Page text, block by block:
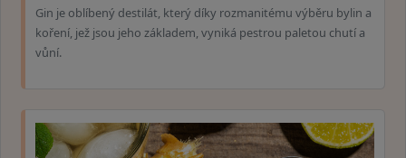
Gin je oblíbený destilát, který díky rozmanitému výběru bylin a
koření, jež jsou jeho základem, vyniká pestrou paletou chutí a
vůní.